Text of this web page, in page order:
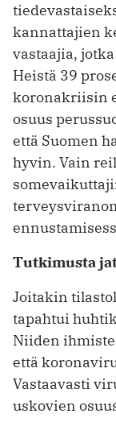
kannattajien
vastaajia,
Heistä 39
koronakriisin
osuus
että Suomen
hyvin. Vain
Tutkimusta
Joitakin
tapahtui
Niiden
että
Vastaavasti
uskovien